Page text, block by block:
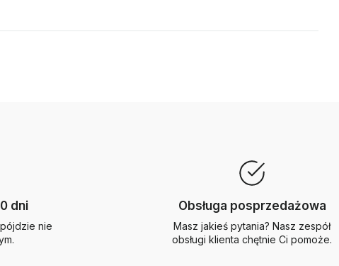
dni
nie
Obsługa posprzedażowa
Masz jakieś pytania? Nasz zespół
obsługi klienta chętnie Ci pomoże.